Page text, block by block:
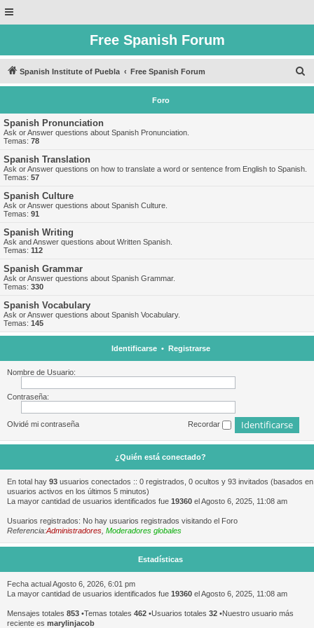
Free Spanish Forum
Spanish Institute of Puebla Free Spanish Forum
u
Foro
Spanish Pronunciation
Ask or Answer questions about Spanish Pronunciation.
Temas: 78
Spanish Translation
Ask or Answer questions on how to translate a word or sentence from English to Spanish.
Temas: 57
Spanish Culture
Ask or Answer questions about Spanish Culture.
Temas: 91
Spanish Writing
Ask and Answer questions about Written Spanish.
Temas: 112
Spanish Grammar
Ask or Answer questions about Spanish Grammar.
Temas: 330
Spanish Vocabulary
Ask or Answer questions about Spanish Vocabulary.
Temas: 145
Identificarse• Registrarse
Nombre de Usuario:
Contraseña:
Olvidé mi contraseña Recordar
¿Quién está conectado?
En total hay 93 usuarios conectados :: 0 registrados, 0 ocultos y 93 invitados (basados en
usuarios activos en los últimos 5 minutos)
La mayor cantidad de usuarios identificados fue 19360 el Agosto 6, 2025, 11:08 am
Usuarios registrados: No hay usuarios registrados visitando el Foro
Referencia:Administradores Moderadores globales
Estadísticas
Fecha actual Agosto 6, 2026, 6:01 pm
La mayor cantidad de usuarios identificados fue 19360 el Agosto 6, 2025, 11:08 am
Mensajes totales 853 •Temas totales 462 •Usuarios totales 32 •Nuestro usuario más
reciente es marylinjacob